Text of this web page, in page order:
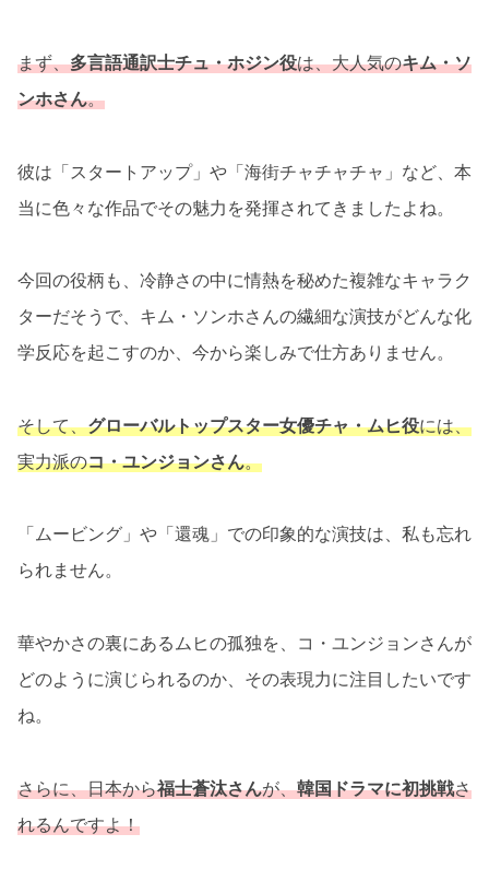
まず、多言語通訳士チュ・ホジン役は、大人気のキム・ソ
ンホさん。
彼は「スタートアップ」や「海街チャチャチャ」など、本
当に色々な作品でその魅力を発揮されてきましたよね。
今回の役柄も、冷静さの中に情熱を秘めた複雑なキャラク
ターだそうで、キム・ソンホさんの繊細な演技がどんな化
学反応を起こすのか、今から楽しみで仕方ありません。
そして、グローバルトップスター女優チャ・ムヒ役には、
実力派のコ・ユンジョンさん。
「ムービング」や「還魂」での印象的な演技は、私も忘れ
られません。
華やかさの裏にあるムヒの孤独を、コ・ユンジョンさんが
どのように演じられるのか、その表現力に注目したいです
ね。
さらに、日本から福士蒼汰さんが、韓国ドラマに初挑戦さ
れるんですよ！